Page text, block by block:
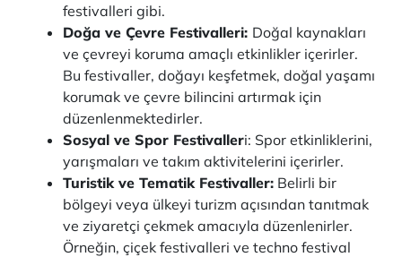
festivalleri gibi.
Doğa ve Çevre Festivalleri: Doğal kaynakları
ve çevreyi koruma amaçlı etkinlikler içerirler.
Bu festivaller, doğayı keşfetmek, doğal yaşamı
korumak ve çevre bilincini artırmak için
düzenlenmektedirler.
Sosyal ve Spor Festivalleri: Spor etkinliklerini,
yarışmaları ve takım aktivitelerini içerirler.
Turistik ve Tematik Festivaller: Belirli bir
bölgeyi veya ülkeyi turizm açısından tanıtmak
ve ziyaretçi çekmek amacıyla düzenlenirler.
Örneğin, çiçek festivalleri ve techno festival